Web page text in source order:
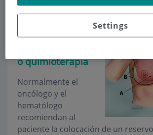
Reservorio
tratamiento
o quimioterapia
Normalmente el
oncólogo y el
hematólogo
recomiendan al
paciente la colocación de un
Settings